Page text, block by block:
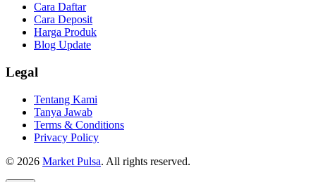
Cara Daftar
Cara Deposit
Harga Produk
Blog Update
Legal
Tentang Kami
Tanya Jawab
Terms & Conditions
Privacy Policy
© 2026 Market Pulsa. All rights reserved.